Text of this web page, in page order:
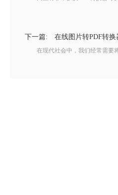
下一篇: 在线图片转PDF转
在现代社会中，我们经常需要将